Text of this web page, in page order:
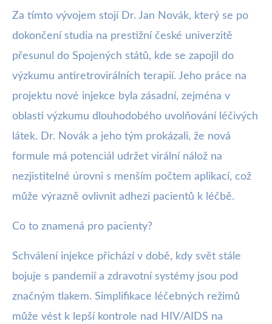
Za tímto vývojem stojí Dr. Jan Novák, který se po
dokončení studia na prestižní české univerzitě
přesunul do Spojených států, kde se zapojil do
výzkumu antiretrovirálních terapií. Jeho práce na
projektu nové injekce byla zásadní, zejména v
oblasti výzkumu dlouhodobého uvolňování léčivých
látek. Dr. Novák a jeho tým prokázali, že nová
formule má potenciál udržet virální nálož na
nezjistitelné úrovni s menším počtem aplikací, což
může výrazně ovlivnit adhezi pacientů k léčbě.
Co to znamená pro pacienty?
Schválení injekce přichází v době, kdy svět stále
bojuje s pandemií a zdravotní systémy jsou pod
značným tlakem. Simplifikace léčebných režimů
může vést k lepší kontrole nad HIV/AIDS na